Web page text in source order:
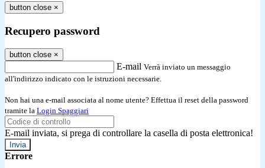
button close ×
Recupero password
button close ×
E-mail Verrà inviato un messaggio
all'indirizzo indicato con le istruzioni necessarie.
Non hai una e-mail associata al nome utente? Effettua il reset della password
tramite la Login Spaggiari
E-mail inviata, si prega di controllare la casella di posta elettronica!
Errore